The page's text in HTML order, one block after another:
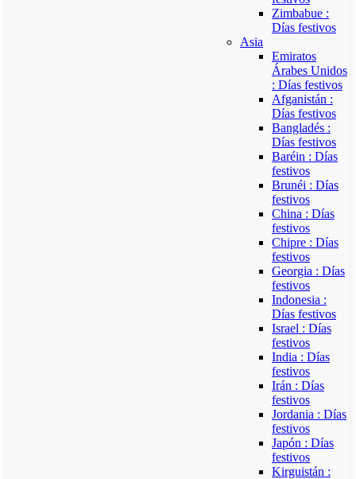
Zimbabue :
Días festivos
Asia
Emiratos
Árabes Unidos
: Días festivos
Afganistán :
Días festivos
Bangladés :
Días festivos
Baréin : Días
festivos
Brunéi : Días
festivos
China : Días
festivos
Chipre : Días
festivos
Georgia : Días
festivos
Indonesia :
Días festivos
Israel : Días
festivos
India : Días
festivos
Irán : Días
festivos
Jordania : Días
festivos
Japón : Días
festivos
Kirguistán :